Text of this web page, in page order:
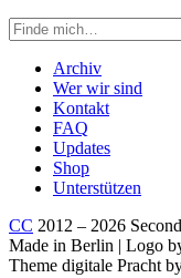
Suche
in
https://secondunit-
podcast.de/
Archiv
Wer wir sind
Kontakt
FAQ
Updates
Shop
Unterstützen
CC 2012 – 2026
Made in Berlin | Logo
Theme digitale Pracht